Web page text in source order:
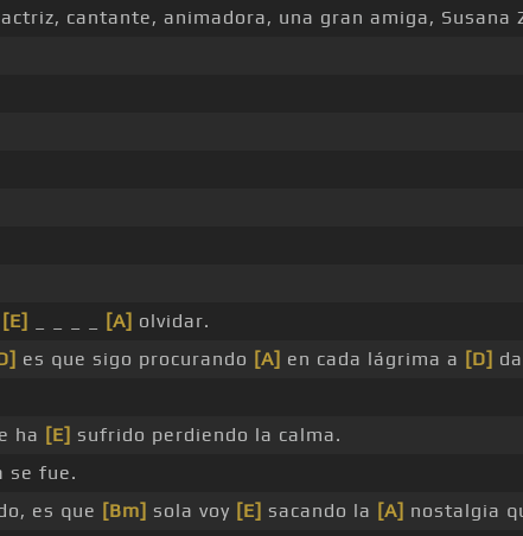
cantante, animadora, una gran amiga, Susana
[E] [A] olvidar.
es que sigo procurando [A] en cada lágrima a [D]
ha [E] sufrido perdiendo la calma.
se fue.
es que [Bm] sola voy [E] sacando la [A] nostalgia